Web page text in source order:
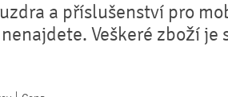
a příslušenství pro
Veškeré zboží je